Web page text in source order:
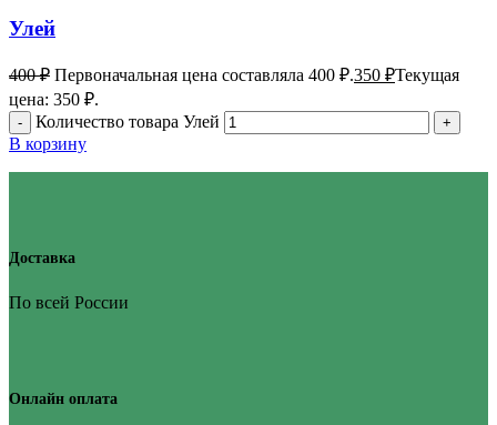
Улей
400₽ Первоначальная цена составляла 400 ₽.350 ₽Текущая
цена: 350 ₽.
Количество товара Улей
В корзину
Доставка
По всей России
Онлайн оплата